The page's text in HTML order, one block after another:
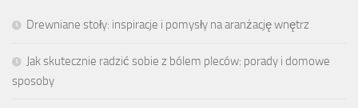
Drewniane stoły: inspiracje i pomysły na aranżację wnętrz
Jak skutecznie radzić sobie z bólem pleców: porady i domowe
sposoby